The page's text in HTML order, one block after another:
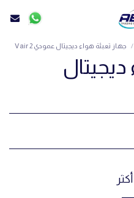
جهاز تعبئة هواء ديجيتال عمودي V air 2